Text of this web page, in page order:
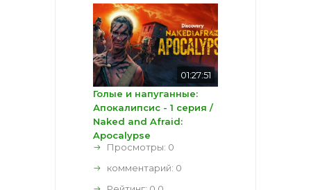
01:27:51
Голые и напуганные:
Апокалипсис - 1 серия /
Naked and Afraid:
Apocalypse
Просмотры: 0
комментарий: 0